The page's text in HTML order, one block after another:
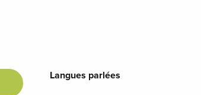
Langues parlées
Langues parlées